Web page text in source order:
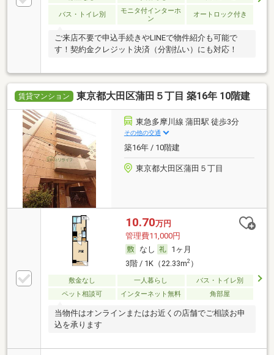
バス・トイレ別
モニタ付インターホ
ン
オートロック付き
ご来店不要で申込手続きやLINEで物件紹介も可能で
す！契約金クレジット決済（分割払い）にも対応！
賃貸マンション 東京都大田区蒲田５丁目 築16年 10階建
東急多摩川線 蒲田駅 徒歩3分
その他の交通
築16年 / 10階建
東京都大田区蒲田５丁目
10.70万円
管理費11,000円
なし
1ヶ月
3階 / 1K（22.33m2）
敷金なし 一人暮らし
バス・トイレ別
ペット相談可
インターネット無料 角部屋
当物件はオンラインまたはお近くの店舗でご相談お申
込を承ります